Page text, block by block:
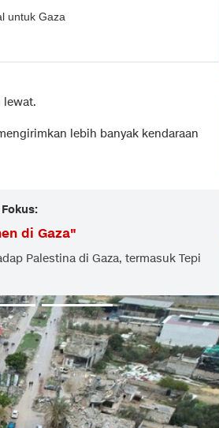
untuk Gaza
lewat.
lebih banyak kendaraan
di Gaza"
Palestina di Gaza, termasuk Tepi